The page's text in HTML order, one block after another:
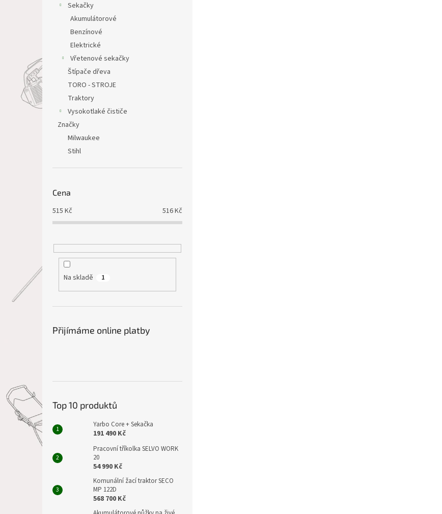
Sekačky
Akumulátorové
Benzínové
Elektrické
Vřetenové sekačky
Štípače dřeva
TORO - STROJE
Traktory
Vysokotlaké čističe
Značky
Milwaukee
Stihl
Cena
515 Kč 516Kč
Na skladě 1
Přijímáme online platby
Top 10 produktů
Yarbo Core + Sekačka
191 490 Kč
Pracovní tříkolka SELVO WORK
20
54 990 Kč
Komunální žací traktor SECO
MP 122D
568 700 Kč